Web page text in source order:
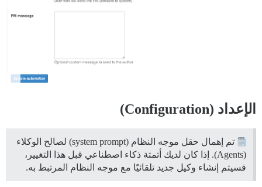
الإعداد (Configuration)
تم إهمال حقل موجه النظام (system prompt) لصالح الوكلاء
(Agents). إذا كان لديك أتمتة ذكاء اصطناعي قبل هذا التغيير،
فسيتم إنشاء وكيل جديد تلقائيًا مع موجه النظام المرتبط به.